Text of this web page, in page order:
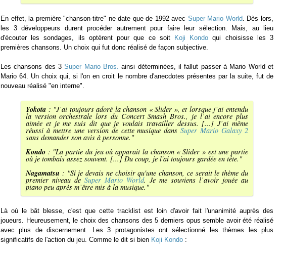
En effet, la première "chanson-titre" ne date que de 1992 avec Super Mario World. Dès lors,
les 3 développeurs durent procéder autrement pour faire leur sélection. Mais, au lieu
d'écouter les sondages, ils optèrent pour que ce soit Koji Kondo qui choisisse les 3
premières chansons. Un choix qui fut donc réalisé de façon subjective.
Les chansons des 3Super Mario Bros.
ainsi déterminées, il fallut passer à Mario World et
Mario 64. Un choix qui, si l'on en croit le nombre d'anecdotes présentes par la suite, fut de
nouveau réalisé "en interne".
Yokota : "J’ai toujours adoré la chanson « Slider », et lorsque j’ai entendu
la version orchestrale lors du Concert Smash Bros., je l’ai encore plus
aimée et je me suis dit que je voulais travailler dessus. [...] J’ai même
réussi à mettre une version de cette musique dansSuper Mario Galaxy 2
sans demander son avis à personne. "
Kondo : "La partie du jeu où apparait la chanson « Slider » est une partie
où je tombais assez souvent. [...] Du coup, je l'ai toujours gardée en tête. "
Nagamatsu : "Si je devais ne choisir qu'une chanson, ce serait le thème du
premier niveau de Super Mario World. Je me souviens l’avoir jouée au
piano peu après m’être mis à la musique. "
Là où le bât blesse, c'est que cette tracklist est loin d'avoir fait l'unanimité auprès des
joueurs. Heureusement, le choix des chansons des 5 derniers opus semble avoir été réalisé
avec plus de discernement. Les 3 protagonistes ont sélectionné les thèmes les plus
significatifs de l'action du jeu. Comme le dit si bien Koji Kondo :